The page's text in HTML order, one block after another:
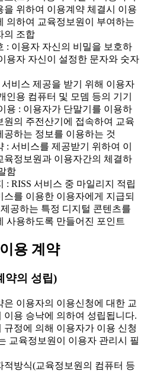
을 위하여 이용계약 체결시 이용
의하여 교육정보원이 부여하는
의 조합
: 이용자 자신의 비밀을 보호하
용자 자신이 설정한 문자와 숫자
비스 제공을 받기 위해 이용자
인용 컴퓨터 및 모뎀 등의 기기
용 : 이용자가 단말기를 이용하
원의 주전산기에 접속하여 교육
공하는 정보를 이용하는 것
서비스를 제공받기 위하여 이
육정보원과 이용자간의 체결하
함
RISS 서비스 중 마일리지 적립
스를 이용한 이용자에게 지급되
제공하는 특정 디지털 콘텐츠를
사용하도록 만들어진 포인트
용 계약
약의 성립)
이용자의 이용신청에 대한 교
이용 승낙에 의하여 성립됩니다.
정에 의해 이용자가 이용 신청
교육정보원이 이용자 관리시 필
적방식(교육정보원의 컴퓨터 등